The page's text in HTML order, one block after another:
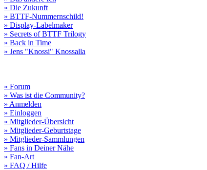
» Die Zukunft
» BTTF-Nummernschild!
» Display-Labelmaker
» Secrets of BTTF Trilogy
» Back in Time
» Jens "Knossi" Knossalla
» Forum
» Was ist die Community?
» Anmelden
» Einloggen
» Mitglieder-Übersicht
» Mitglieder-Geburtstage
» Mitglieder-Sammlungen
» Fans in Deiner Nähe
» Fan-Art
» FAQ / Hilfe